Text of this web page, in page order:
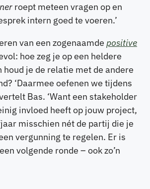
roept meteen vragen op en
intern goed te voeren.’
van een zogenaamde positive
hoe zeg je op een heldere
houd je de relatie met de andere
‘Daarmee oefenen we tijdens
Bas. ‘Want een stakeholder
invloed heeft op jouw project,
misschien nét de partij die je
vergunning te regelen. Er is
volgende ronde – ook zo’n